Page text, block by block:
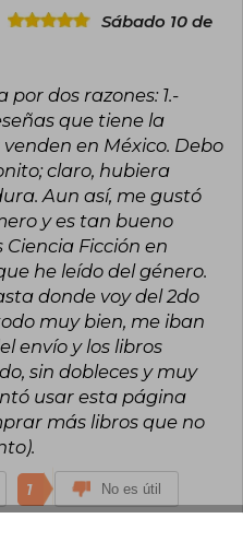
Liu trabajó como
eléctrica de la ciudad
en la provincia de Shanxi,
cerrada debido a la
Sábado 10 de
dos razones: 1.-
que tiene la
en México. Debo
claro, hubiera
Aun así, me gustó
y es tan bueno
Ciencia Ficción en
he leído del género.
donde voy del 2do
muy bien, me iban
envío y los libros
sin dobleces y muy
usar esta página
más libros que no
1 No es útil